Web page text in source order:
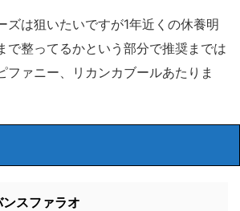
ズは狙いたいですが1年近くの休養明
で整ってるかという部分で推奨までは
ファニー、リカンカブールあたりま
スファラオ